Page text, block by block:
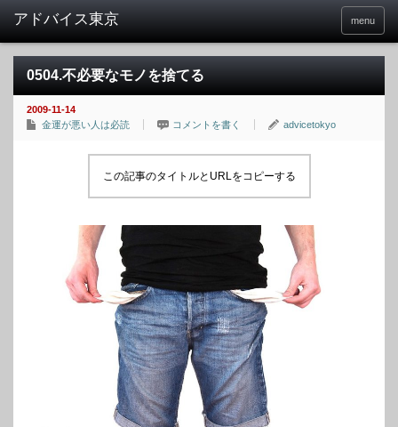
menu
0504.不必要なモノを捨てる
2009-11-14
金運が悪い人は必読
コメントを書く advicetokyo
この記事のタイトルとURLをコピーする